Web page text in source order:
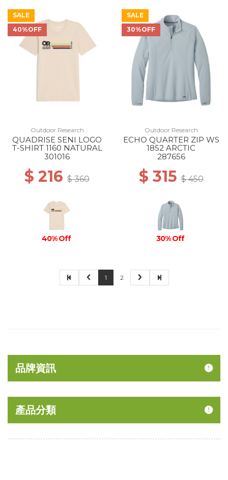
SALE
40%OFF
Outdoor Research
QUADRISE SENI LOGO
T-SHIRT 1160 NATURAL
301016
$ 216 $ 360
40% Off
SALE
30%OFF
Outdoor Research
ECHO QUARTER ZIP WS
1852 ARCTIC
287656
$ 315$ 450
30% Off
1 2
品牌資訊
產品分類